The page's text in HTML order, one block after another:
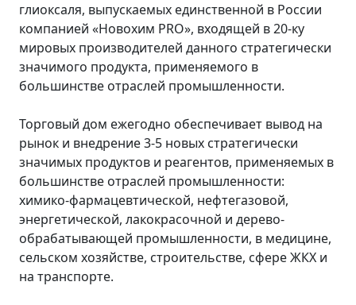
глиоксаля, выпускаемых единственной в России
компанией «Новохим PRO», входящей в 20-ку
мировых производителей данного стратегически
значимого продукта, применяемого в
большинстве отраслей промышленности.
Торговый дом ежегодно обеспечивает вывод на
рынок и внедрение 3-5 новых стратегически
значимых продуктов и реагентов, применяемых в
большинстве отраслей промышленности:
химико-фармацевтической, нефте­газовой,
энергетической, лакокрасочной и дерево­
обрабатывающей промышленности, в медицине,
сельском хозяйстве, строительстве, сфере ЖКХ и
на транспорте.